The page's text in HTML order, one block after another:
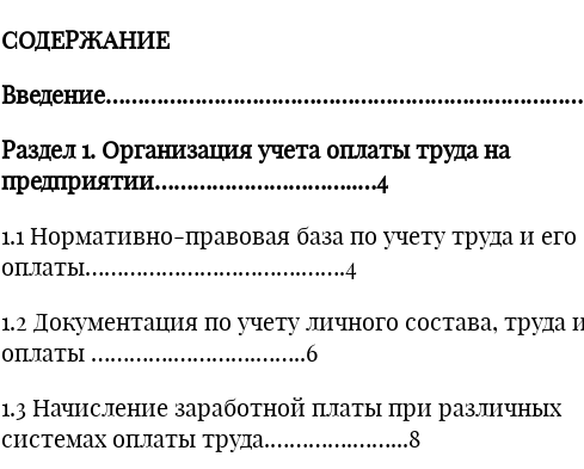
СОДЕРЖАНИЕ
Раздел 1. Организация учета оплаты труда на
предприятии…………………………..…4
1.1 Нормативно-правовая база по учету труда и его
оплаты…………………………….…….4
1.2 Документация по учету личного состава, труда
оплаты ………….………….……..6
1.3 Начисление заработной платы при различных
системах оплаты труда.………….……...8